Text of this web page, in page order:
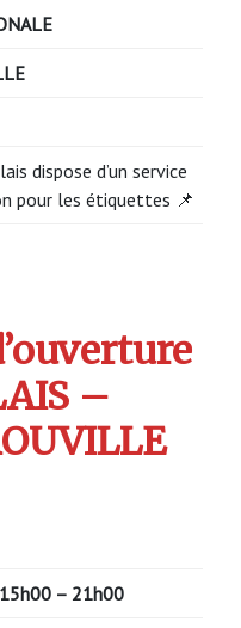
dispose d’un service
pour les étiquettes 📌
–
– 21h00